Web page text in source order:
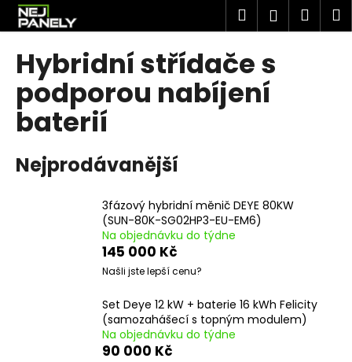
Přejít
obsah
Hledat
Hybridní střídače s
podporou nabíjení
baterií
Nejprodávanější
3fázový hybridní měnič DEYE 80KW
(SUN-80K-SG02HP3-EU-EM6)
Na objednávku do týdne
145 000 Kč
Našli jste lepší cenu?
Set Deye 12 kW + baterie 16 kWh Felicity
(samozahášecí s topným modulem)
Na objednávku do týdne
90 000 Kč
o
C
o
p
t